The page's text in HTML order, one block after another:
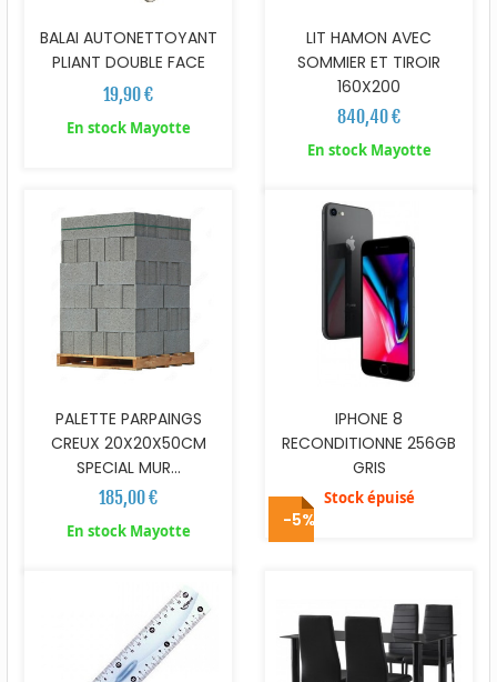
BALAI AUTONETTOYANT
PLIANT DOUBLE FACE
19,90 €
En stock Mayotte
LIT HAMON AVEC
SOMMIER ET TIROIR
160X200
840,40 €
En stock Mayotte
PALETTE PARPAINGS
CREUX 20X20X50CM
SPECIAL MUR...
185,00 €
En stock Mayotte
IPHONE 8
RECONDITIONNE 256GB
GRIS
Stock épuisé
-5%